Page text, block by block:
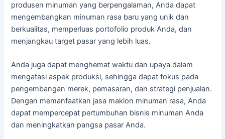
produsen minuman yang berpengalaman, Anda dapat
mengembangkan minuman rasa baru yang unik dan
berkualitas, memperluas portofolio produk Anda, dan
menjangkau target pasar yang lebih luas.
Anda juga dapat menghemat waktu dan upaya dalam
mengatasi aspek produksi, sehingga dapat fokus pada
pengembangan merek, pemasaran, dan strategi penjualan.
Dengan memanfaatkan jasa maklon minuman rasa, Anda
dapat mempercepat pertumbuhan bisnis minuman Anda
dan meningkatkan pangsa pasar Anda.